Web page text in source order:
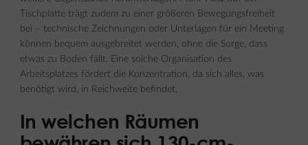
Tischplatte trägt zudem zu einer größeren Bewegungsfreiheit
bei – technische Zeichnungen oder Unterlagen für ein Meeting
können bequem ausgebreitet werden, ohne die Sorge, dass
etwas zu Boden fällt. Eine solche Organisation des
Arbeitsplatzes fördert die Konzentration, da sich alles, was
benötigt wird, in Reichweite befindet.
In welchen Räumen